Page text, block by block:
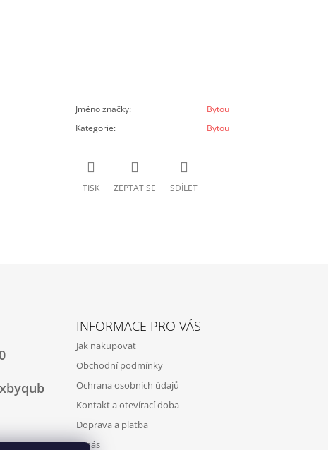
Jméno značky:
Bytou
Kategorie: Bytou
TISK ZEPTAT SE SDÍLET
INFORMACE PRO VÁS
Jak nakupovat
Obchodní podmínky
Ochrana osobních údajů
Kontakt a otevírací doba
Doprava a platba
O nás